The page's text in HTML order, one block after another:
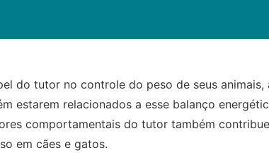
do tutor no controle do peso de seus animais,
estarem relacionados a esse balanço
comportamentais do tutor também
em cães e gatos.